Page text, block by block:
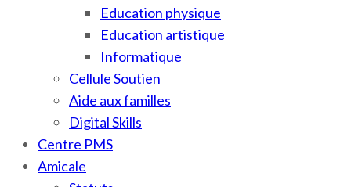
Education physique
Education artistique
Informatique
Cellule Soutien
Aide aux familles
Digital Skills
Centre PMS
Amicale